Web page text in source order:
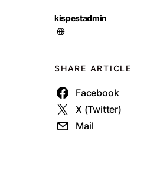
kispestadmin
SHARE ARTICLE
Facebook
X (Twitter)
Mail